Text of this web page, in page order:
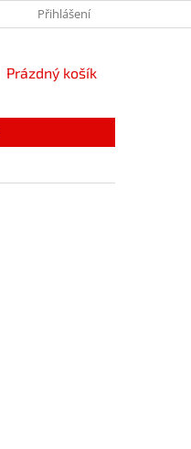
NAPIŠTE NÁM
Přihlášení
NÁKUPNÍ
Prázdný košík